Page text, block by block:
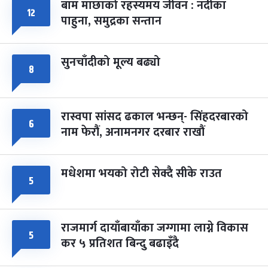
८ फागुपूर्णिमा
चैत्र ८, २०८३-Mar 22, 2027
७ महिना बाँकी
१२ बाम माछाको रहस्यमय जीवन : नदीका
पाहुना, समुद्रका सन्तान
८ सुनचाँदीको मूल्य बढ्यो
६ रास्वपा सांसद ढकाल भन्छन्- सिंहदरबारको
नाम फेरौं, अनामनगर दरबार राखौं
५ मधेशमा भयको रोटी सेक्दै सीके राउत
५ राजमार्ग दायाँबायाँका जग्गामा लाग्ने विकास
कर ५ प्रतिशत बिन्दु बढाइँदै